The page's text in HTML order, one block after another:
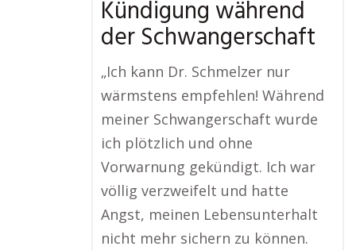
Kündigung während
der Schwangerschaft
„Ich kann Dr. Schmelzer nur
wärmstens empfehlen! Während
meiner Schwangerschaft wurde
ich plötzlich und ohne
Vorwarnung gekündigt. Ich war
völlig verzweifelt und hatte
Angst, meinen Lebensunterhalt
nicht mehr sichern zu können.